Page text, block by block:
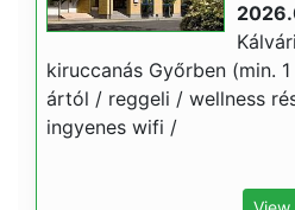
kiruccanás Győrben (min.
ártól / reggeli / wellness
ingyenes wifi /